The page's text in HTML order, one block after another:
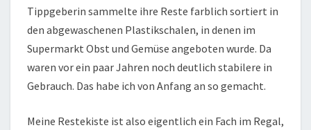
Tippgeberin sammelte ihre Reste farblich sortiert in
den abgewaschenen Plastikschalen, in denen im
Supermarkt Obst und Gemüse angeboten wurde. Da
waren vor ein paar Jahren noch deutlich stabilere in
Gebrauch. Das habe ich von Anfang an so gemacht.
Meine Restekiste ist also eigentlich ein Fach im Regal,